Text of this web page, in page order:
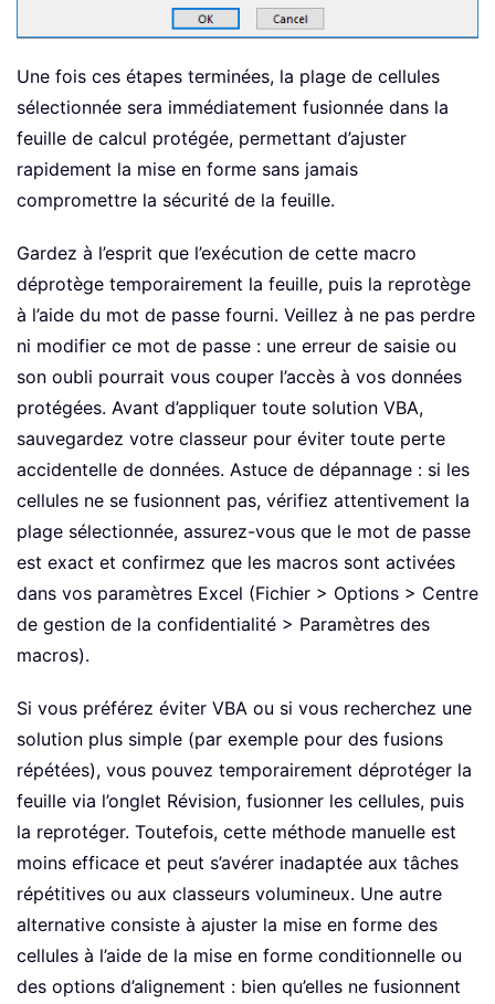
Une fois ces étapes terminées, la plage de cellules
sélectionnée sera immédiatement fusionnée dans la
feuille de calcul protégée, permettant d’ajuster
rapidement la mise en forme sans jamais
compromettre la sécurité de la feuille.
Gardez à l’esprit que l’exécution de cette macro
déprotège temporairement la feuille, puis la reprotège
à l’aide du mot de passe fourni. Veillez à ne pas perdre
ni modifier ce mot de passe : une erreur de saisie ou
son oubli pourrait vous couper l’accès à vos données
protégées. Avant d’appliquer toute solution VBA,
sauvegardez votre classeur pour éviter toute perte
accidentelle de données. Astuce de dépannage : si les
cellules ne se fusionnent pas, vérifiez attentivement la
plage sélectionnée, assurez-vous que le mot de passe
est exact et confirmez que les macros sont activées
dans vos paramètres Excel (Fichier > Options > Centre
de gestion de la confidentialité > Paramètres des
macros).
Si vous préférez éviter VBA ou si vous recherchez une
solution plus simple (par exemple pour des fusions
répétées), vous pouvez temporairement déprotéger la
feuille via l’onglet Révision, fusionner les cellules, puis
la reprotéger. Toutefois, cette méthode manuelle est
moins efficace et peut s’avérer inadaptée aux tâches
répétitives ou aux classeurs volumineux. Une autre
alternative consiste à ajuster la mise en forme des
cellules à l’aide de la mise en forme conditionnelle ou
des options d’alignement : bien qu’elles ne fusionnent